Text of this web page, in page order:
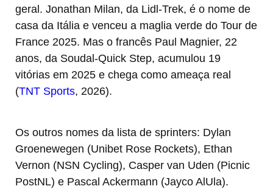
geral. Jonathan Milan, da Lidl-Trek, é o nome de
casa da Itália e venceu a maglia verde do Tour de
France 2025. Mas o francês Paul Magnier, 22
anos, da Soudal-Quick Step, acumulou 19
vitórias em 2025 e chega como ameaça real
(TNT Sports, 2026).
Os outros nomes da lista de sprinters: Dylan
Groenewegen (Unibet Rose Rockets), Ethan
Vernon (NSN Cycling), Casper van Uden (Picnic
PostNL) e Pascal Ackermann (Jayco AlUla).